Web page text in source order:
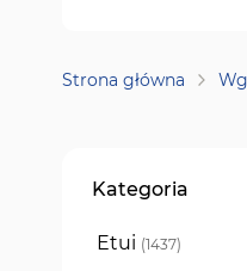
Strona główna
Kategoria
Etui 1437
produkty